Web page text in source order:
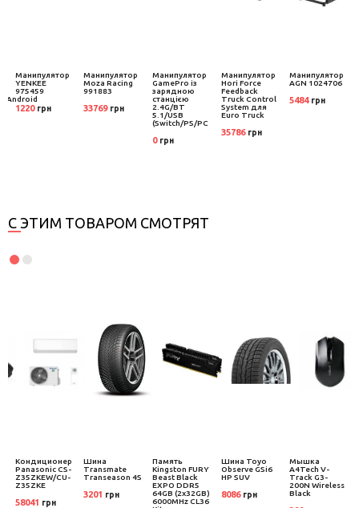
Android
Манипулятор
YENKEE
975459
1220 грн
Манипулятор
Moza Racing
991883
33769 грн
Манипулятор
GamePro із
зарядною
станцією
2.4G/BT
5.1/USB
(Switch/PS/PC
0 грн
Манипулятор
Hori Force
Feedback
Truck Control
System для
Euro Truck
35786 грн
Манипулятор
AGN 1024706
5484 грн
С ЭТИМ ТОВАРОМ СМОТРЯТ
Кондиционер
Panasonic CS-
Z35ZKEW/CU-
Z35ZKE
58041 грн
Шина
Transmate
Transeason 4S
3201 грн
Память
Kingston FURY
Beast Black
EXPO DDR5
64GB (2x32GB)
6000MHz CL36
Шина Toyo
Observe GSi6
HP SUV
8086 грн
Мышка
A4Tech V-
Track G3-
200N Wireless
Black